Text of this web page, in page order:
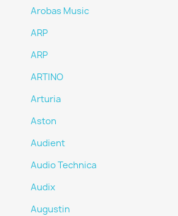
Arobas Music
ARP
ARP
ARTINO
Arturia
Aston
Audient
Audio Technica
Audix
Augustin